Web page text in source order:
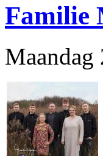
Familie
Maandag